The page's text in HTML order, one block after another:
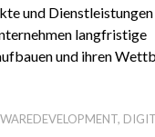
und
langfristige
und ihren
,